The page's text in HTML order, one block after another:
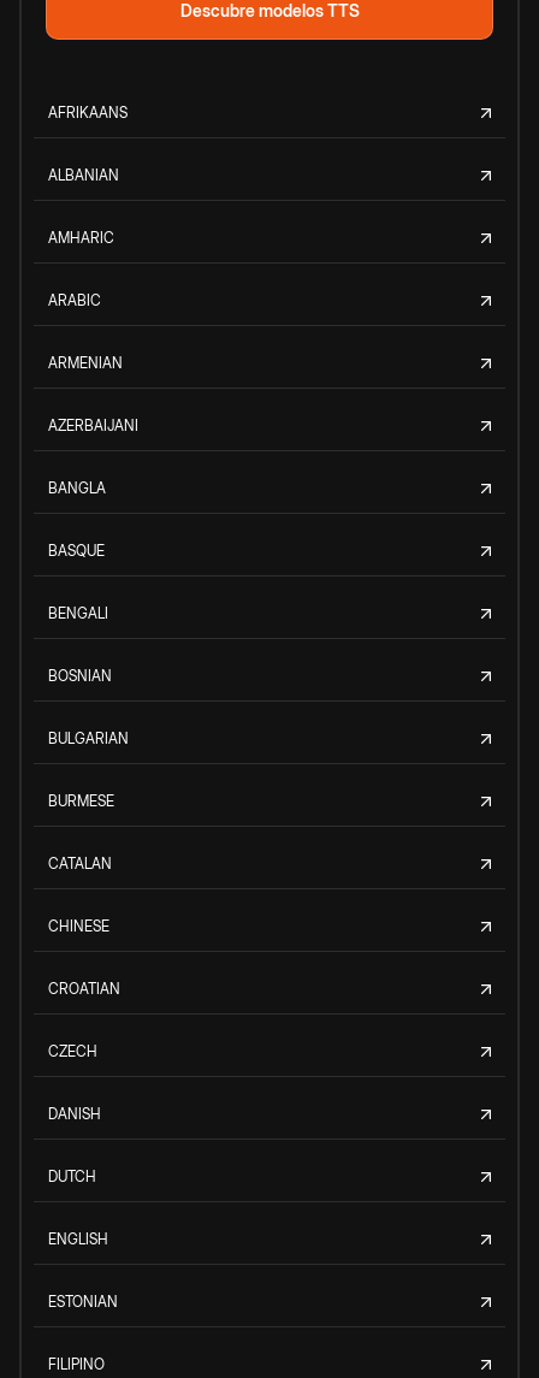
Descubre modelos TTS
AFRIKAANS
ALBANIAN
AMHARIC
ARABIC
ARMENIAN
AZERBAIJANI
BANGLA
BASQUE
BENGALI
BOSNIAN
BULGARIAN
BURMESE
CATALAN
CHINESE
CROATIAN
CZECH
DANISH
DUTCH
ENGLISH
ESTONIAN
FILIPINO